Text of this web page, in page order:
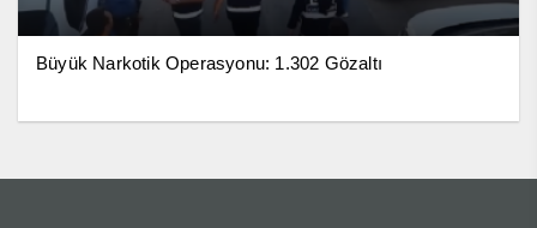
Büyük Narkotik Operasyonu: 1.302 Gözaltı